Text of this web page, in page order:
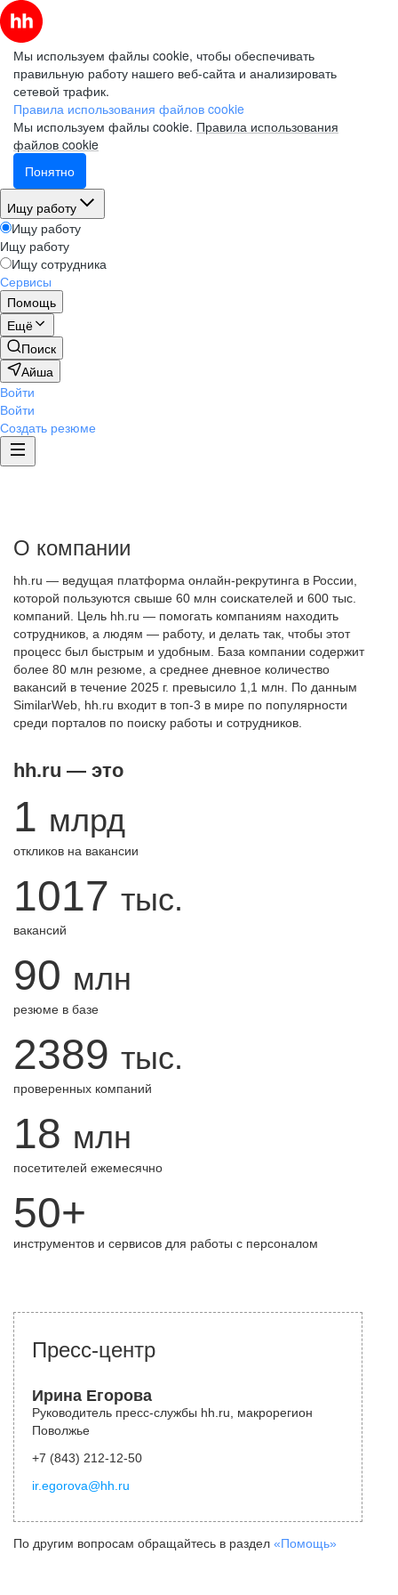
Мы используем файлы cookie, чтобы обеспечивать
правильную работу нашего веб-сайта и анализировать
сетевой трафик.
Правила использования файлов cookie
Мы используем файлы cookie. Правила использования
файлов cookie
Понятно
Ищу работу
Ищу работу
Ищу работу
Ищу сотрудника
Сервисы
Помощь
Ещё
Поиск
Айша
Войти
Войти
Создать резюме
О компании
hh.ru — ведущая платформа онлайн-рекрутинга в России,
которой пользуются свыше 60 млн соискателей и 600 тыс.
компаний. Цель hh.ru — помогать компаниям находить
сотрудников, а людям — работу, и делать так, чтобы этот
процесс был быстрым и удобным. База компании содержит
более 80 млн резюме, а среднее дневное количество
вакансий в течение 2025 г. превысило 1,1 млн. По данным
SimilarWeb, hh.ru входит в топ-3 в мире по популярности
среди порталов по поиску работы и сотрудников.
hh.ru — это
1 млрд
откликов на вакансии
1017 тыс.
вакансий
90 млн
резюме в базе
2389 тыс.
проверенных компаний
18 млн
посетителей ежемесячно
50+
инструментов и сервисов для работы с персоналом
Пресс-центр
Ирина Егорова
Руководитель пресс-службы hh.ru, макрорегион
Поволжье
+7 (843) 212-12-50
ir.egorova@hh.ru
По другим вопросам обращайтесь в раздел «Помощь»